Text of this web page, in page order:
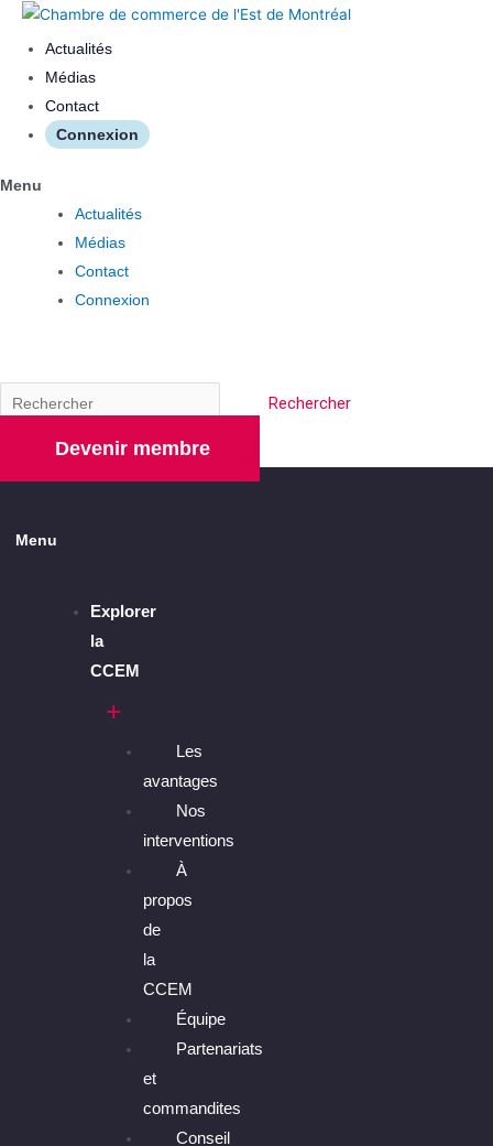
Actualités
Médias
Contact
Connexion
Menu
Actualités
Médias
Contact
Connexion
Rechercher
Devenir membre
Menu
Explorer
la
CCEM
Les
avantages
Nos
interventions
À
propos
de
la
CCEM
Équipe
Partenariats
et
commandites
Conseil